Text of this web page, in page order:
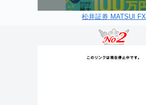
松井証券 MATSUI FX